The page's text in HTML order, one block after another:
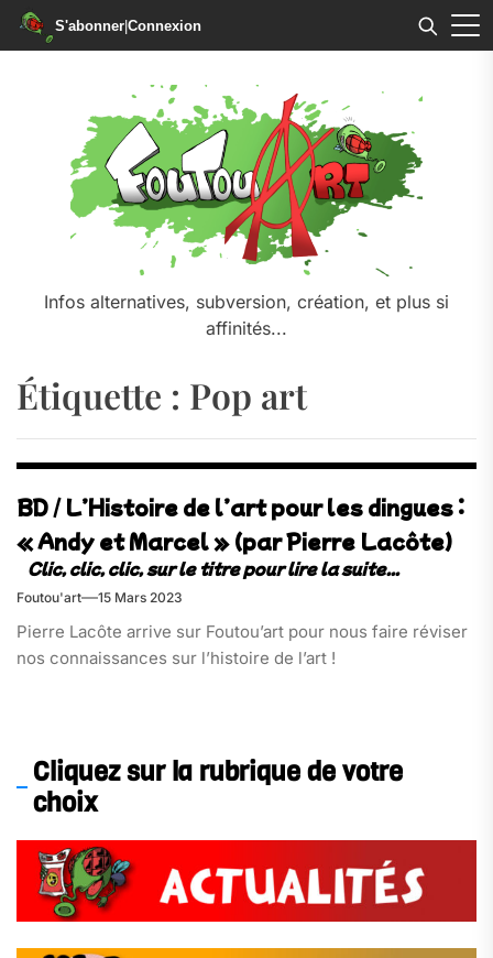
S'abonner|Connexion
Infos alternatives, subversion, création, et plus si
affinités...
Étiquette : Pop art
BD / L’Histoire de l’art pour les dingues :
« Andy et Marcel » (par Pierre Lacôte)
Foutou'art 15 Mars 2023
Pierre Lacôte arrive sur Foutou’art pour nous faire réviser
nos connaissances sur l’histoire de l’art !
Cliquez sur la rubrique de votre
choix